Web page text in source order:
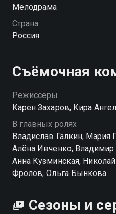
Двигателем сюжета и
Лериных поступков
брата, первая любовь и
Мелодрама
Страна
Россия
Съёмочная
Режиссёры
Карен Захаров, Кира
В главных ролях
Владислав Галкин, Мария
Алёна Ивченко, Владимир
Анна Кузминская,
Фролов, Ольга Бынкова
Сезоны и